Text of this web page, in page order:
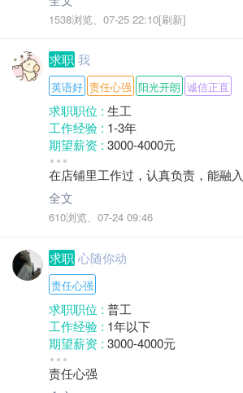
2. 日常统计手头货品数量，简单登
账。
3. 配合组长核对每日产量，服从排
班，有耐心。
4. 日常会使用手机、电脑简单打字
入、单据打印。
1538浏览、 07-25 22:10[刷新]
求职 我
英语好 责任心强 阳光开朗 诚信正直
求职职位 : 生工
工作经验 : 1-3年
期望薪资 : 3000-4000元
地区 :
在店铺里工作过，认真负责，能融
全文
610浏览、 07-24 09:46
求职 心随你动
责任心强
求职职位 : 普工
工作经验 : 1年以下
期望薪资 : 3000-4000元
地区 :
责任心强